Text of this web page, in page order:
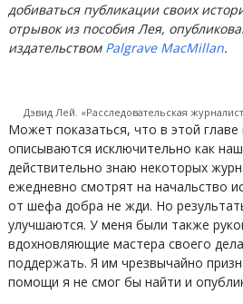
добиваться публикации своих
отрывок из пособия Лея,
издательством Palgrave MacMillan.
Дэвид Лей. «Расследовательская
Может показаться, что в этой
описываются исключительно как
действительно знаю некоторых
ежедневно смотрят на начальство
от шефа добра не жди. Но
улучшаются. У меня были также
вдохновляющие мастера своего
поддержать. Я им чрезвычайно
помощи я не смог бы найти и